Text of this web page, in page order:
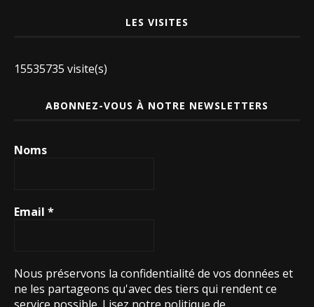
LES VISITES
15535735 visite(s)
ABONNEZ-VOUS À NOTRE NEWSLETTERS
Noms
Email *
Nous préservons la confidentialité de vos données et
ne les partageons qu'avec des tiers qui rendent ce